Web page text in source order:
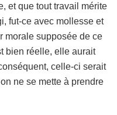
et que tout travail mérite
fut-ce avec mollesse et
morale supposée de ce
bien réelle, elle aurait
celle-ci serait
ne se mette à prendre